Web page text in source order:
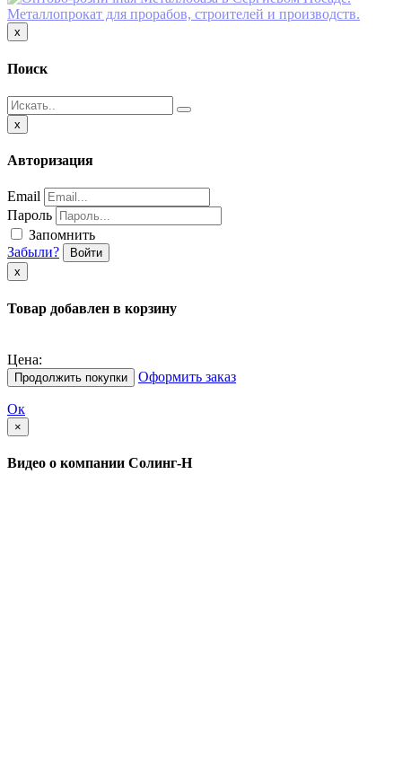
x
Поиск
x
Авторизация
Email
Пароль
Запомнить
Забыли?
Войти
х
Товар добавлен в корзину
Цена:
Продолжить покупки Оформить заказ
Ок
×
Видео о компании Солинг-Н